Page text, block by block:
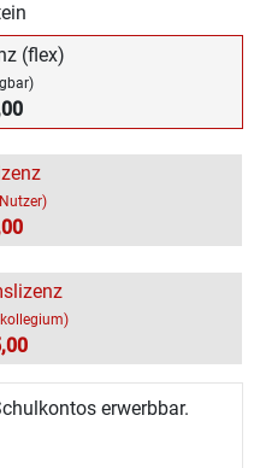
(flex)
erwerbbar.